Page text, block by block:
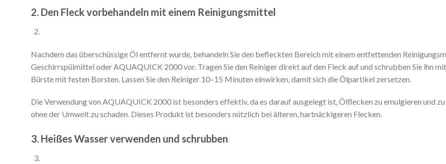
2. Den Fleck vorbehandeln mit einem Reinigungsmittel
Nachdem das überschüssige Öl entfernt wurde, behandeln Sie den befleckten Bereich mit einem entfettenden
Geschirrspülmittel oder AQUAQUICK 2000 vor. Tragen Sie den Reiniger direkt auf den Fleck auf und schrubben Sie ihn
Bürste mit festen Borsten. Lassen Sie den Reiniger 10–15 Minuten einwirken, damit sich die Ölpartikel zersetzen.
Die Verwendung von AQUAQUICK 2000 ist besonders effektiv, da es darauf ausgelegt ist, Ölflecken zu emulgieren und zu
ohne der Umwelt zu schaden. Dieses Produkt ist besonders nützlich bei älteren, hartnäckigeren Flecken.
3. Heißes Wasser verwenden und schrubben